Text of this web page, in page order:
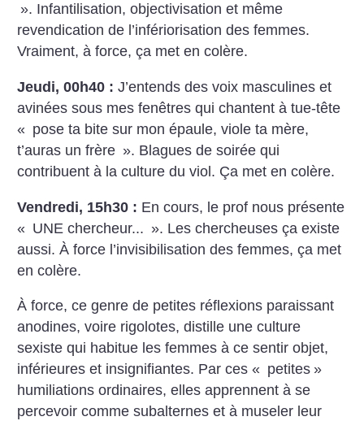
». Infantilisation, objectivisation et même
revendication de l’infériorisation des femmes.
Vraiment, à force, ça met en colère.
Jeudi, 00h40 : J’entends des voix masculines et
avinées sous mes fenêtres qui chantent à tue-tête
« pose ta bite sur mon épaule, viole ta mère,
t’auras un frère ». Blagues de soirée qui
contribuent à la culture du viol. Ça met en colère.
Vendredi, 15h30 : En cours, le prof nous présente
« UNE chercheur... ». Les chercheuses ça existe
aussi. À force l’invisibilisation des femmes, ça met
en colère.
À force, ce genre de petites réflexions paraissant
anodines, voire rigolotes, distille une culture
sexiste qui habitue les femmes à ce sentir objet,
inférieures et insignifiantes. Par ces « petites »
humiliations ordinaires, elles apprennent à se
percevoir comme subalternes et à museler leur